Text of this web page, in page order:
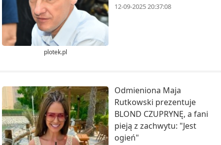
plotek.pl
12-09-2025 20:37:08
Odmieniona Maja
Rutkowski prezentuje
BLOND CZUPRYNĘ, a fani
pieją z zachwytu: "Jest
ogień"